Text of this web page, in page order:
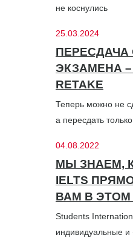
не коснулись
25.03.2024
ПЕРЕСДАЧА
ЭКЗАМЕНА –
RETAKE
Теперь можно не
а пересдать
04.08.2022
МЫ ЗНАЕМ,
IELTS
ВАМ В
Students
индивидуальные и